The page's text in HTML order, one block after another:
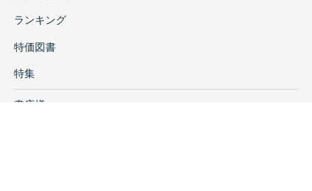
ランキング
特価図書
特集
書店様へ